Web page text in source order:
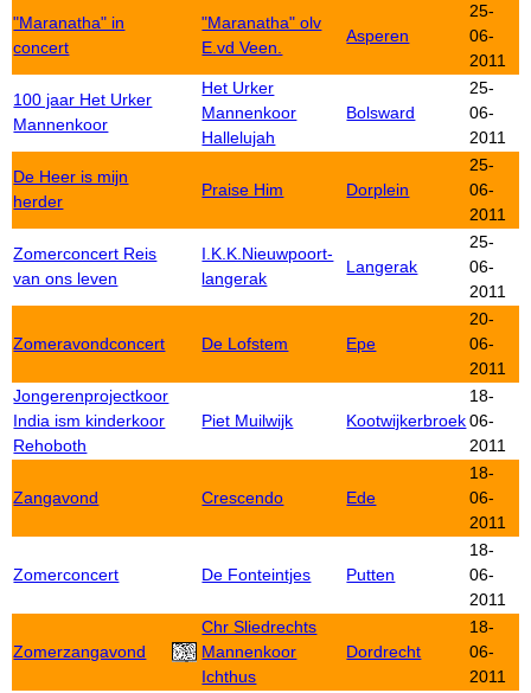
"Maranatha" in
concert
"Maranatha" olv
E.vd Veen.
Asperen
25-
06-
2011
100 jaar Het Urker
Mannenkoor
Het Urker
Mannenkoor
Hallelujah
Bolsward
25-
06-
2011
De Heer is mijn
herder
Praise Him Dorplein
25-
06-
2011
Zomerconcert Reis
van ons leven
I.K.K.Nieuwpoort-
langerak
Langerak
25-
06-
2011
Zomeravondconcert De Lofstem Epe
20-
06-
2011
Jongerenprojectkoor
India ism kinderkoor
Rehoboth
Piet Muilwijk Kootwijkerbroek
18-
06-
2011
Zangavond Crescendo Ede
18-
06-
2011
Zomerconcert De Fonteintjes Putten
18-
06-
2011
Zomerzangavond
Chr Sliedrechts
Mannenkoor
Ichthus
Dordrecht
18-
06-
2011